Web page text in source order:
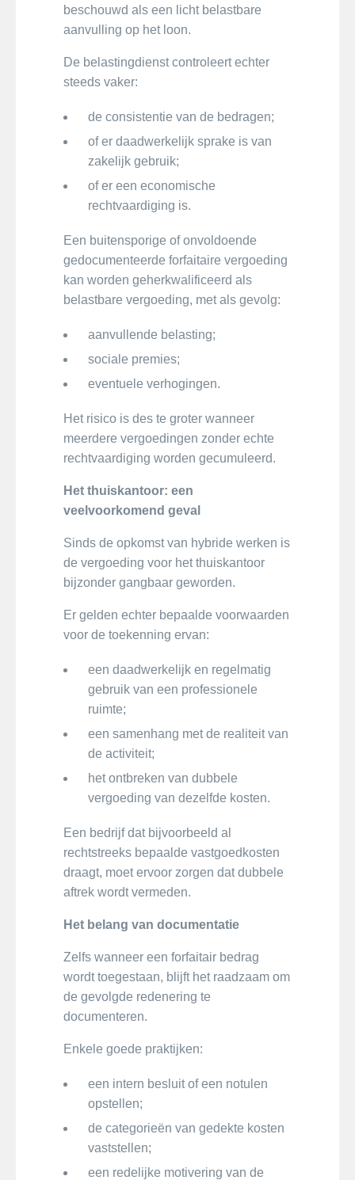
beschouwd als een licht belastbare
aanvulling op het loon.
De belastingdienst controleert echter
steeds vaker:
de consistentie van de bedragen;
of er daadwerkelijk sprake is van
zakelijk gebruik;
of er een economische
rechtvaardiging is.
Een buitensporige of onvoldoende
gedocumenteerde forfaitaire vergoeding
kan worden geherkwalificeerd als
belastbare vergoeding, met als gevolg:
aanvullende belasting;
sociale premies;
eventuele verhogingen.
Het risico is des te groter wanneer
meerdere vergoedingen zonder echte
rechtvaardiging worden gecumuleerd.
Het thuiskantoor: een
veelvoorkomend geval
Sinds de opkomst van hybride werken is
de vergoeding voor het thuiskantoor
bijzonder gangbaar geworden.
Er gelden echter bepaalde voorwaarden
voor de toekenning ervan:
een daadwerkelijk en regelmatig
gebruik van een professionele
ruimte;
een samenhang met de realiteit van
de activiteit;
het ontbreken van dubbele
vergoeding van dezelfde kosten.
Een bedrijf dat bijvoorbeeld al
rechtstreeks bepaalde vastgoedkosten
draagt, moet ervoor zorgen dat dubbele
aftrek wordt vermeden.
Het belang van documentatie
Zelfs wanneer een forfaitair bedrag
wordt toegestaan, blijft het raadzaam om
de gevolgde redenering te
documenteren.
Enkele goede praktijken:
een intern besluit of een notulen
opstellen;
de categorieën van gedekte kosten
vaststellen;
een redelijke motivering van de